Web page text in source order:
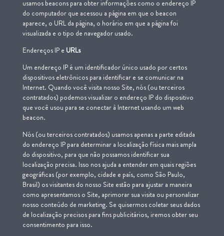
usamos beacons para obter informações como o endereço IP
do computador que acessou a página em que o beacon
aparece, o URL da página, o horário em que a página foi
visualizada e o tipo de navegador usado.
Endereços IP e URLs
Um endereço IP é um identificador único usado por certos
dispositivos eletrônicos para identificar e se comunicar na
Internet. Quando você visita nosso Site, nós (ou terceiros
contratados) podemos visualizar o endereço IP do dispositivo
que você usou para se conectar à Internet usando um web
beacon.
Nós (ou terceiros contratados) usamos apenas a parte editada
do endereço IP para determinar a localização física mais ampla
do dispositivo, para que não possamos identificar sua
localização precisa. Isso nos ajuda a entender em quais regiões
geográficas (por exemplo, cidade e país, como São Paulo,
Brasil) os visitantes do nosso Site estão para ajustar a maneira
como apresentamos o Site, aprimorar sua visita ou personalizar
nosso conteúdo de marketing. Se quisermos coletar seus dados
de localização precisos para fins publicitários, iremos obter seu
consentimento para isso.